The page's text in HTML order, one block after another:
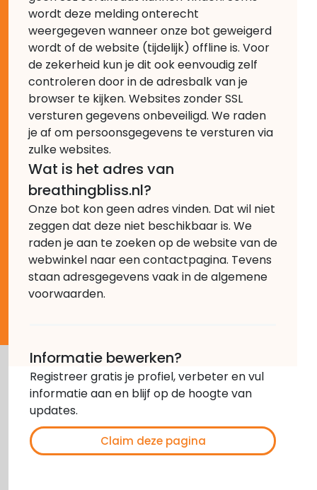
wordt deze melding onterecht
weergegeven wanneer onze bot geweigerd
wordt of de website (tijdelijk) offline is. Voor
de zekerheid kun je dit ook eenvoudig zelf
controleren door in de adresbalk van je
browser te kijken. Websites zonder SSL
versturen gegevens onbeveiligd. We raden
je af om persoonsgegevens te versturen via
zulke websites.
Wat is het adres van
breathingbliss.nl?
Onze bot kon geen adres vinden. Dat wil niet
zeggen dat deze niet beschikbaar is. We
raden je aan te zoeken op de website van de
webwinkel naar een contactpagina. Tevens
staan adresgegevens vaak in de algemene
voorwaarden.
Informatie bewerken?
Registreer gratis je profiel, verbeter en vul
informatie aan en blijf op de hoogte van
updates.
Claim deze pagina